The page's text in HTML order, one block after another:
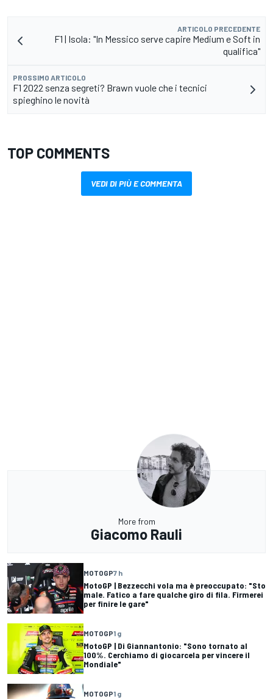
ARTICOLO PRECEDENTE
F1 | Isola: "In Messico serve capire Medium e Soft in
qualifica"
PROSSIMO ARTICOLO
F1 2022 senza segreti? Brawn vuole che i tecnici
spieghino le novità
TOP COMMENTS
VEDI DI PIÙ E COMMENTA
More from
Giacomo Rauli
MOTOGP7 h
MotoGP | Bezzecchi vola ma è preoccupato: "Sto
male. Fatico a fare qualche giro di fila. Firmerei
per finire le gare"
MOTOGP1 g
MotoGP | Di Giannantonio: "Sono tornato al
100%. Cerchiamo di giocarcela per vincere il
Mondiale"
MOTOGP1 g